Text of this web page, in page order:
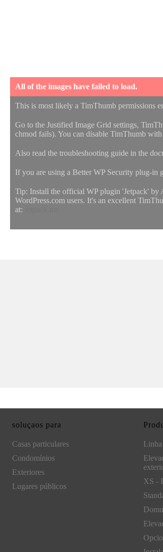
All of the images have failed to load.
This is most likely a TimThumb permissions
Go to the Justified Image Grid settings,
chmod fails). You can disable TimThumb
Also read the troubleshooting guide in the
If you are using a Better WP Security plug-in
Tip: Install the official WP plugin 'Jetpack' by
WordPress.com users. It's an excellent
at:
soluçaos para
Casas particulares
Condomínios
Exteriores
Lugares públicos
XS -